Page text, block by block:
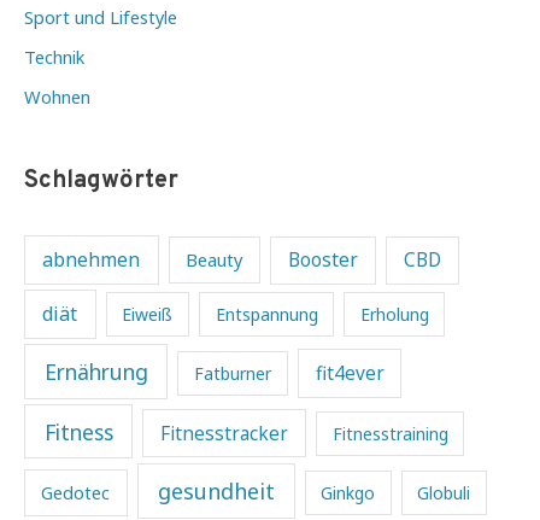
Sport und Lifestyle
Technik
Wohnen
Schlagwörter
abnehmen Beauty Booster CBD
diät Eiweiß Entspannung Erholung
Ernährung Fatburner fit4ever
Fitness Fitnesstracker Fitnesstraining
Gedotec gesundheit Ginkgo Globuli